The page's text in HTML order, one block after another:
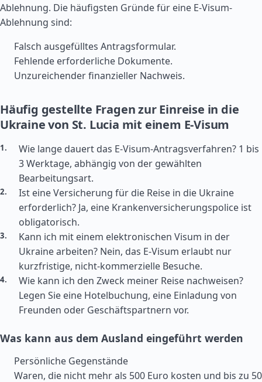
Ablehnung. Die häufigsten Gründe für eine E-Visum-
Ablehnung sind:
Falsch ausgefülltes Antragsformular.
Fehlende erforderliche Dokumente.
Unzureichender finanzieller Nachweis.
Häufig gestellte Fragen zur Einreise in die
Ukraine von St. Lucia mit einem E-Visum
Wie lange dauert das E-Visum-Antragsverfahren? 1 bis
3 Werktage, abhängig von der gewählten
Bearbeitungsart.
Ist eine Versicherung für die Reise in die Ukraine
erforderlich? Ja, eine Krankenversicherungspolice ist
obligatorisch.
Kann ich mit einem elektronischen Visum in der
Ukraine arbeiten? Nein, das E-Visum erlaubt nur
kurzfristige, nicht-kommerzielle Besuche.
Wie kann ich den Zweck meiner Reise nachweisen?
Legen Sie eine Hotelbuchung, eine Einladung von
Freunden oder Geschäftspartnern vor.
Was kann aus dem Ausland eingeführt werden
Persönliche Gegenstände
Waren, die nicht mehr als 500 Euro kosten und bis zu 50